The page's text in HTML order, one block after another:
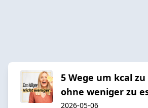
5 Wege um kcal
ohne weniger zu
2026-05-06